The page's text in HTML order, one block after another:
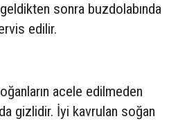
geldikten sonra buzdolabında
edilir.
acele edilmeden
gizlidir. İyi kavrulan soğan